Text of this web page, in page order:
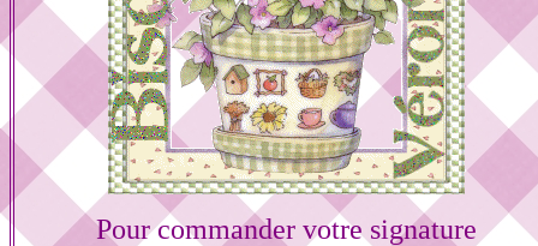
Pour commander votre signature